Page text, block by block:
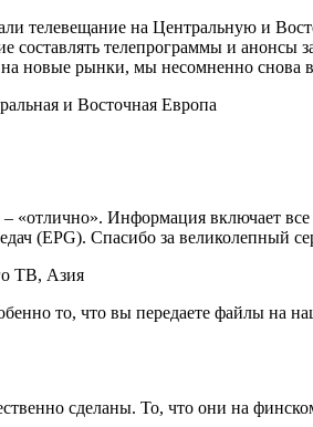
телевещание на Центральную и
составлять телепрограммы и
новые рынки, мы несомненно снова
и Восточная Европа
Информация включает
(EPG). Спасибо за великолепный
ТВ, Aзия
то, что вы передаете файлы на
сделаны. То, что они на